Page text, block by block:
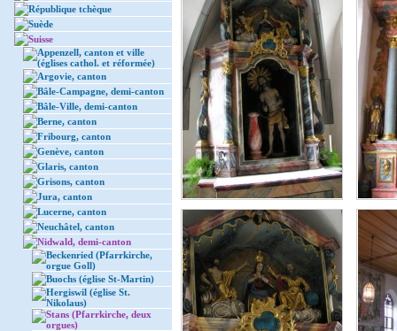
République tchèque
Suède
Suisse
Appenzell, canton et ville
(églises cathol. et réformée)
Argovie, canton
Bâle-Campagne, demi-canton
Bâle-Ville, demi-canton
Berne, canton
Fribourg, canton
Genève, canton
Glaris, canton
Grisons, canton
Jura, canton
Lucerne, canton
Neuchâtel, canton
Nidwald, demi-canton
Beckenried (Pfarrkirche,
orgue Goll)
Buochs (église St-Martin)
Hergiswil (église St.
Nikolaus)
Stans (Pfarrkirche, deux
orgues)